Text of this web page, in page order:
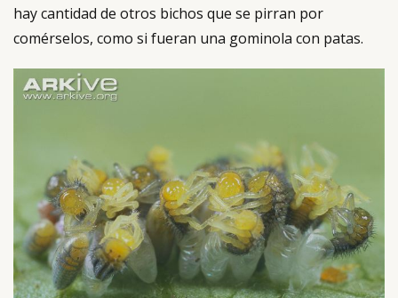
hay cantidad de otros bichos que se pirran por
comérselos, como si fueran una gominola con patas.